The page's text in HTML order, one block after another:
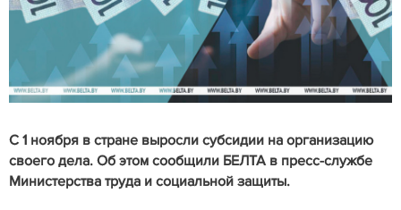
С 1 ноября в стране выросли субсидии на организацию
своего дела. Об этом сообщили БЕЛТА в пресс-службе
Министерства труда и социальной защиты.